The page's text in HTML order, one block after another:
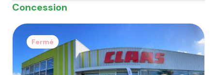
Concession
Fermé